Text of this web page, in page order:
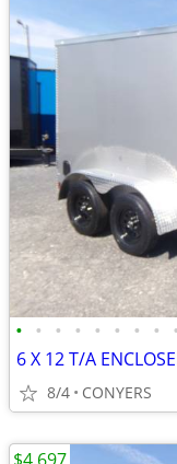
• • • • • • • • •
6 X 12 T/A
8/4 CONYERS